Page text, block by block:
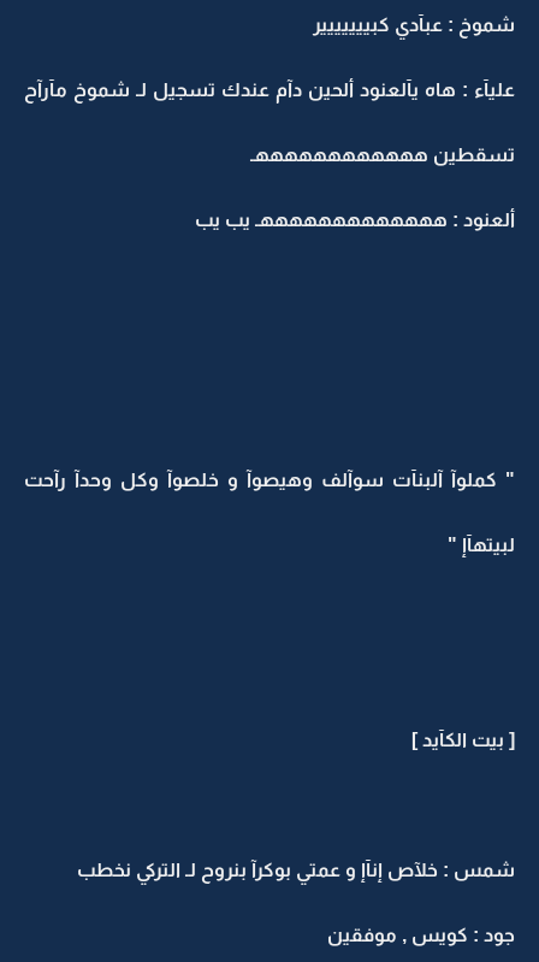
شموخ : عبآدي كبييييييير
عليآء : هاه يآلعنود ألحين دآم عندك تسجيل لـ شموخ مآرآح
تسقطين ههههههههههههـ
ألعنود : هههههههههههههـ يب يب
" كملوآ آلبنآت سوآلف وهيصوآ و خلصوآ وكل وحدآ رآحت
لبيتهآإ "
[ بيت الكآيد ]
شمس : خلآص إنآإ و عمتي بوكرآ بنروح لـ التركي نخطب
جود : كويس , موفقين